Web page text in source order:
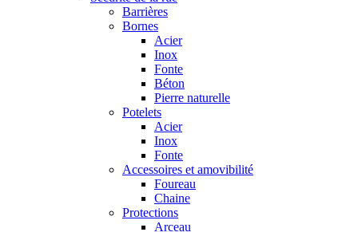
Barrières
Bornes
Acier
Inox
Fonte
Béton
Pierre naturelle
Potelets
Acier
Inox
Fonte
Accessoires et amovibilité
Foureau
Chaine
Protections
Arceau